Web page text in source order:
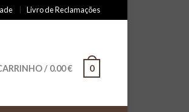
Livro de Reclamações
/ 0.00€ 0